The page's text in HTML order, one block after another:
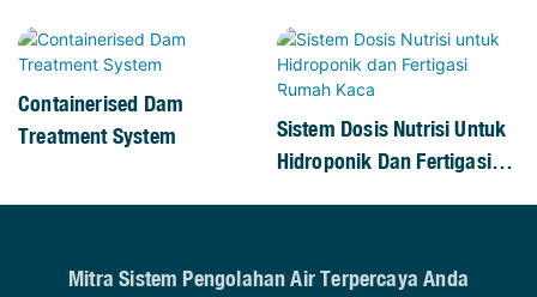
Containerised Dam
Treatment System
Sistem Dosis Nutrisi Untuk
Hidroponik Dan Fertigasi
Mitra Sistem Pengolahan Air Terpercaya Anda